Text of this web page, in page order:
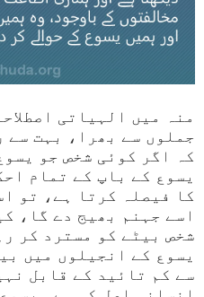
منہ میں الہیاتی
جملوں سے بھرا، بہت سے
کہ اگر کوئی شخص جو
یسوع کے باپ کے تمام
کا فیصلہ کرتا ہے، تو
اسے جہنم بھیج دے گا،
شخص بیٹے کو مسترد کر
یسوع کے انجیلوں میں
سے کم تائید کے قابل